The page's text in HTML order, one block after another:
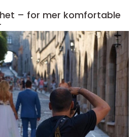
– for mer komfortable